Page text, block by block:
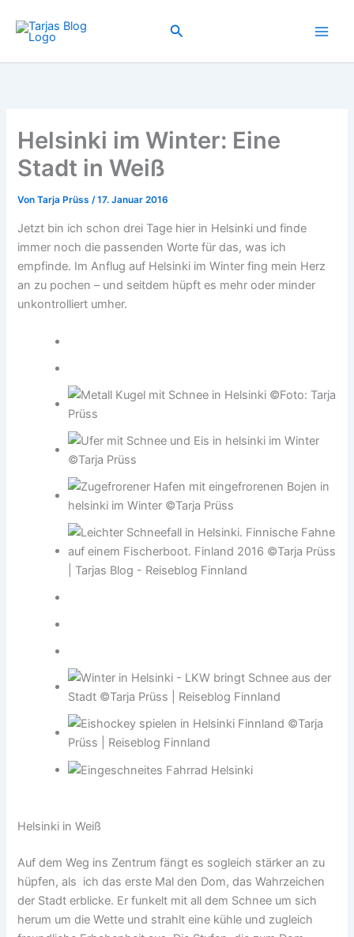
Inhalt
springen
Suchen
Helsinki im Winter: Eine
Stadt in Weiß
VonTarja Prüss/17. Januar 2016
Jetzt bin ich schon drei Tage hier in Helsinki und finde
immer noch die passenden Worte für das, was ich
empfinde. Im Anflug auf Helsinki im Winter fing mein Herz
an zu pochen – und seitdem hüpft es mehr oder minder
unkontrolliert umher.
Helsinki in Weiß
Auf dem Weg ins Zentrum fängt es sogleich stärker an zu
hüpfen, als ich das erste Mal den Dom, das Wahrzeichen
der Stadt erblicke. Er funkelt mit all dem Schnee um sich
herum um die Wette und strahlt eine kühle und zugleich